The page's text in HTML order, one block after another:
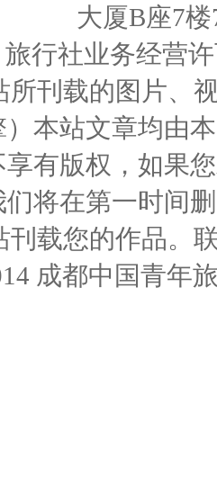
大厦B座7
旅行社业务经营
刊载的图片、
本站文章均由
有版权，如果
将在第一时间
刊载您的作品。
成都中国青年